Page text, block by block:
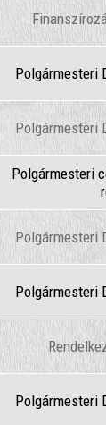
Polgármesteri
Polgármesteri
Polgármesteri
Polgármesteri
Polgármesteri
Polgármesteri